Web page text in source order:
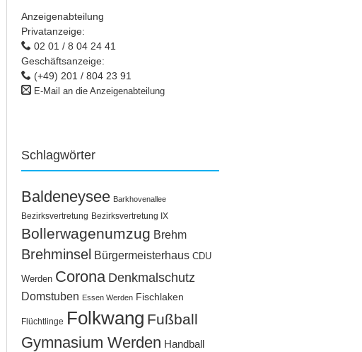
Anzeigenabteilung
Privatanzeige:
02 01 / 8 04 24 41
Geschäftsanzeige:
(+49) 201 / 804 23 91
E-Mail an die Anzeigenabteilung
Schlagwörter
Baldeneysee Barkhovenallee
Bezirksvertretung Bezirksvertretung IX
Bollerwagenumzug Brehm
Brehminsel Bürgermeisterhaus CDU
Werden Corona Denkmalschutz
Domstuben Essen Werden Fischlaken
Flüchtlinge Folkwang Fußball
Gymnasium Werden Handball